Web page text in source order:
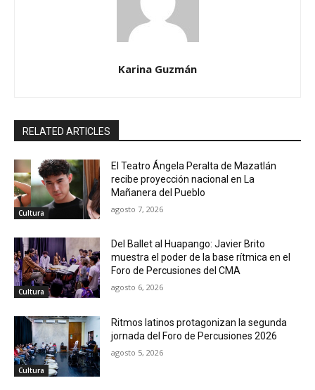
Karina Guzmán
RELATED ARTICLES
Cultura
El Teatro Ángela Peralta de Mazatlán
recibe proyección nacional en La
Mañanera del Pueblo
agosto 7, 2026
Cultura
Del Ballet al Huapango: Javier Brito
muestra el poder de la base rítmica en el
Foro de Percusiones del CMA
agosto 6, 2026
Cultura
Ritmos latinos protagonizan la segunda
jornada del Foro de Percusiones 2026
agosto 5, 2026